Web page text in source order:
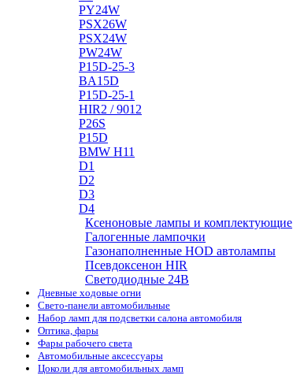
PY24W
PSX26W
PSX24W
PW24W
P15D-25-3
BA15D
P15D-25-1
HIR2 / 9012
P26S
P15D
BMW H11
D1
D2
D3
D4
Ксеноновые лампы и комплектующие
Галогенные лампочки
Газонаполненные HOD автолампы
Псевдоксенон HIR
Cветодиодные 24B
Дневные ходовые огни
Свето-панели автомобильные
Набор ламп для подсветки салона автомобиля
Оптика, фары
Фары рабочего света
Автомобильные аксессуары
Цоколи для автомобильных ламп